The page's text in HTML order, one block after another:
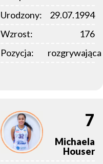
Urodzony:
29.07.1994
Wzrost:
176
Pozycja:
rozgrywająca
7
Michaela
Houser